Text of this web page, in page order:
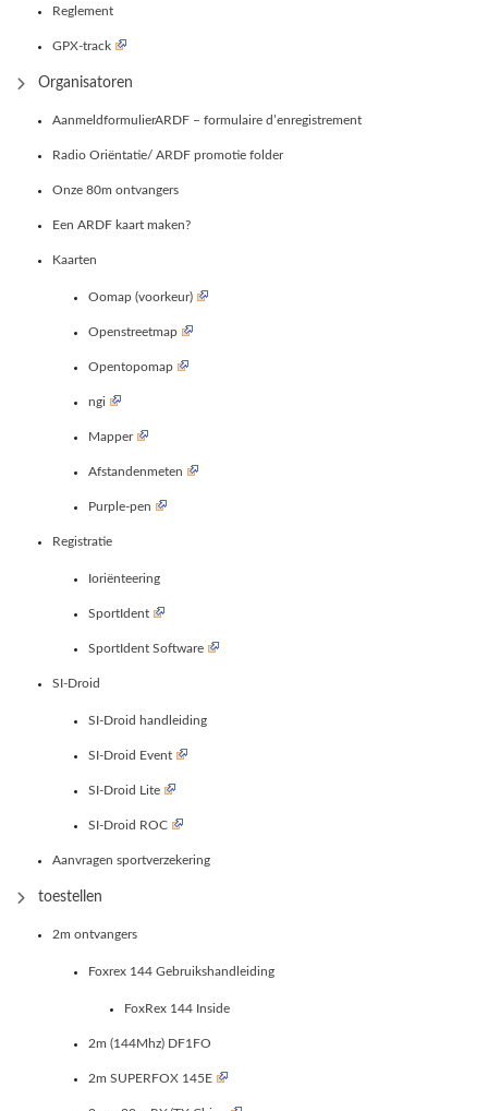
Reglement
GPX-track
Organisatoren
AanmeldformulierARDF – formulaire d’enregistrement
Radio Oriëntatie/ ARDF promotie folder
Onze 80m ontvangers
Een ARDF kaart maken?
Kaarten
Oomap (voorkeur)
Openstreetmap
Opentopomap
ngi
Mapper
Afstandenmeten
Purple-pen
Registratie
Ioriënteering
SportIdent
SportIdent Software
SI-Droid
SI-Droid handleiding
SI-Droid Event
SI-Droid Lite
SI-Droid ROC
Aanvragen sportverzekering
toestellen
2m ontvangers
Foxrex 144 Gebruikshandleiding
FoxRex 144 Inside
2m (144Mhz) DF1FO
2m SUPERFOX 145E